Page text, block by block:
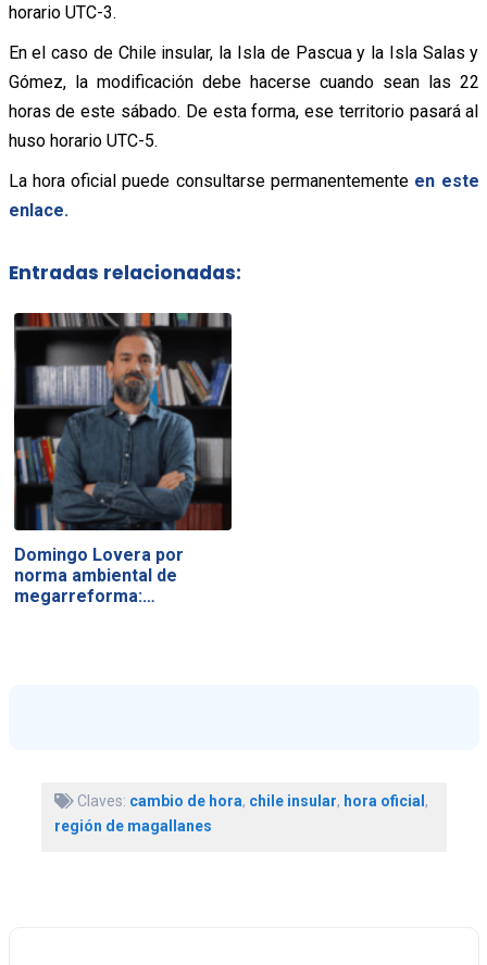
horario UTC-3.
En el caso de Chile insular, la Isla de Pascua y la Isla Salas y
Gómez, la modificación debe hacerse cuando sean las 22
horas de este sábado. De esta forma, ese territorio pasará al
huso horario UTC-5.
La hora oficial puede consultarse permanentemente en este
enlace.
Entradas relacionadas:
Domingo Lovera por
norma ambiental de
megarreforma:…
Claves: cambio de hora, chile insular, hora oficial ,
región de magallanes